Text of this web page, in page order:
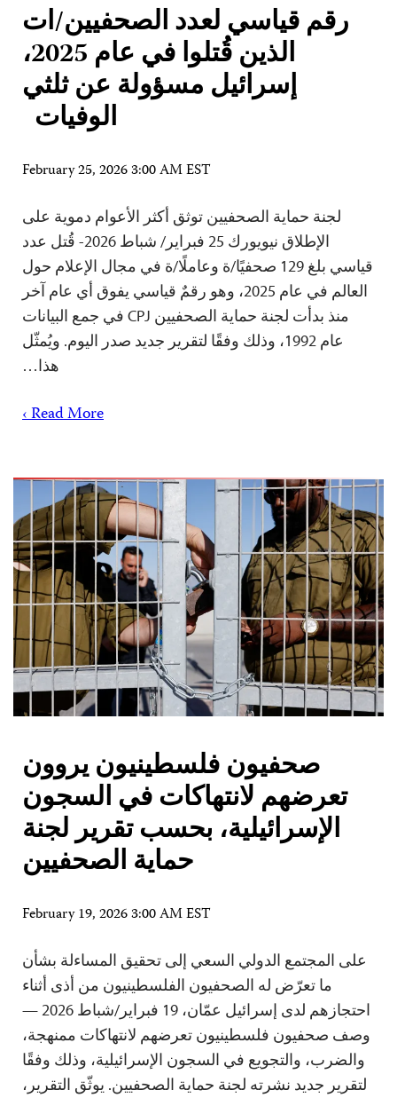
رقم قياسي لعدد الصحفيين/ات
الذين قُتلوا في عام 2025،
إسرائيل مسؤولة عن ثلثي
الوفيات
February 25, 2026 3:00 AM EST
لجنة حماية الصحفيين توثق أكثر الأعوام دموية على
الإطلاق نيويورك 25 فبراير/ شباط 2026- قُتل عدد
قياسي بلغ 129 صحفيًا/ة وعاملًا/ة في مجال الإعلام حول
العالم في عام 2025، وهو رقمٌ قياسي يفوق أي عام آخر
منذ بدأت لجنة حماية الصحفيين CPJ في جمع البيانات
عام 1992، وذلك وفقًا لتقرير جديد صدر اليوم. ويُمثّل
هذا…
Read More ›
صحفيون فلسطينيون يروون
تعرضهم لانتهاكات في السجون
الإسرائيلية، بحسب تقرير لجنة
حماية الصحفيين
February 19, 2026 3:00 AM EST
على المجتمع الدولي السعي إلى تحقيق المساءلة بشأن
ما تعرّض له الصحفيون الفلسطينيون من أذى أثناء
احتجازهم لدى إسرائيل عمّان، 19 فبراير/شباط 2026 —
وصف صحفيون فلسطينيون تعرضهم لانتهاكات ممنهجة،
والضرب، والتجويع في السجون الإسرائيلية، وذلك وفقًا
لتقرير جديد نشرته لجنة حماية الصحفيين. يوثّق التقرير،